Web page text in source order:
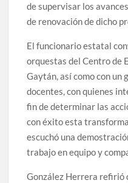
de supervisar los
de renovación de dicho
El funcionario estatal
orquestas del Centro de
Gaytán, así como con un
docentes, con quienes
fin de determinar las
con éxito esta
escuchó una
trabajo en equipo y
González Herrera refirió